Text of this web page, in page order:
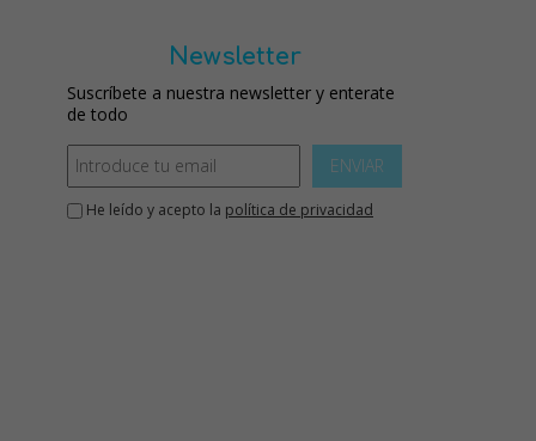
Newsletter
Suscríbete a nuestra newsletter y enterate
de todo
ENVIAR
He leído y acepto la política de privacidad